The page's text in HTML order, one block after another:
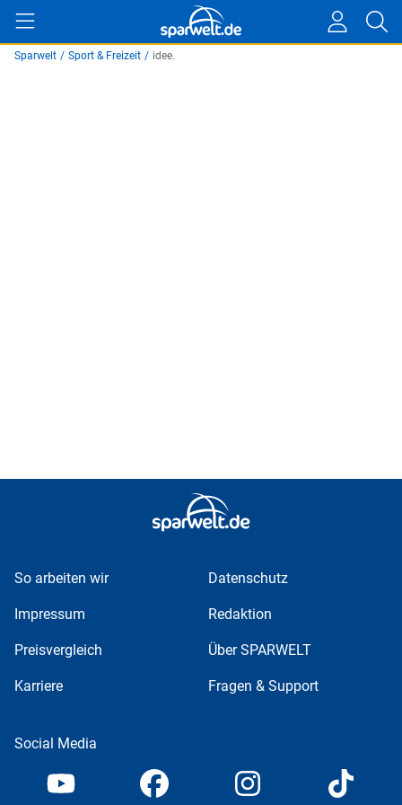
Sparwelt / Sport & Freizeit / idee.
So arbeiten wir Datenschutz
Impressum Redaktion
Preisvergleich Über SPARWELT
Karriere Fragen & Support
Social Media